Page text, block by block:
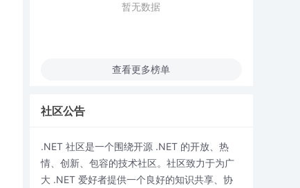
暂无数据
查看更多榜单
社区公告
.NET 社区是一个围绕开源 .NET 的开放、热
情、创新、包容的技术社区。社区致力于为广
大 .NET 爱好者提供一个良好的知识共享、协